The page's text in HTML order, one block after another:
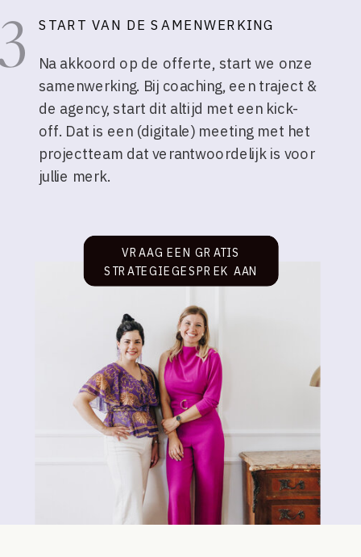
START VAN DE SAMENWERKING
Na akkoord op de offerte, start we onze
samenwerking. Bij coaching, een traject &
de agency, start dit altijd met een kick-
off. Dat is een (digitale) meeting met het
projectteam dat verantwoordelijk is voor
jullie merk.
VRAAG EEN GRATIS
STRATEGIEGESPREK AAN